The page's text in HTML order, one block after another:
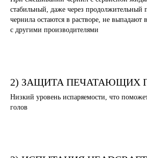
стабильный, даже через продолжительный
чернила остаются в растворе, не выпадают
с другими производителями
2) ЗАЩИТА ПЕЧАТАЮЩИХ
Низкий уровень испаряемости, что
голов
СЕРВИСНАЯ ЖИДКОСТЬ ДЛЯ DTF